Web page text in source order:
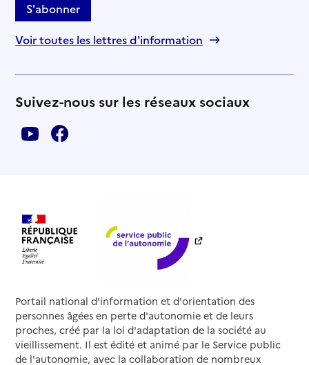
S'abonner
Voir toutes les lettres d'information
Suivez-nous sur les réseaux sociaux
Portail national d'information et d'orientation des
personnes âgées en perte d'autonomie et de leurs
proches, créé par la loi d'adaptation de la société au
vieillissement. Il est édité et animé par le Service public
de l'autonomie, avec la collaboration de nombreux